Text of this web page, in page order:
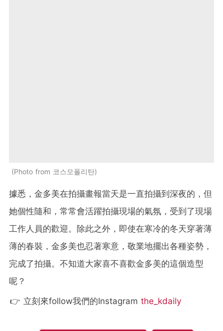
Photo from 코스모폴리탄
據悉，金多美在拍攝畫報當天是一直拍攝到深夜的，但
她個性隨和，常常會活躍拍攝現場的氣氛，受到了現場
工作人員的歡迎。除此之外，即使在寒冷的冬天穿著薄
薄的春裝，金多美也忍著寒意，敬業地擺出各種姿勢，
完成了拍攝。不知道大家喜不喜歡金多美的這個造型
呢？
👉 立刻來follow我們的Instagram the_kdaily